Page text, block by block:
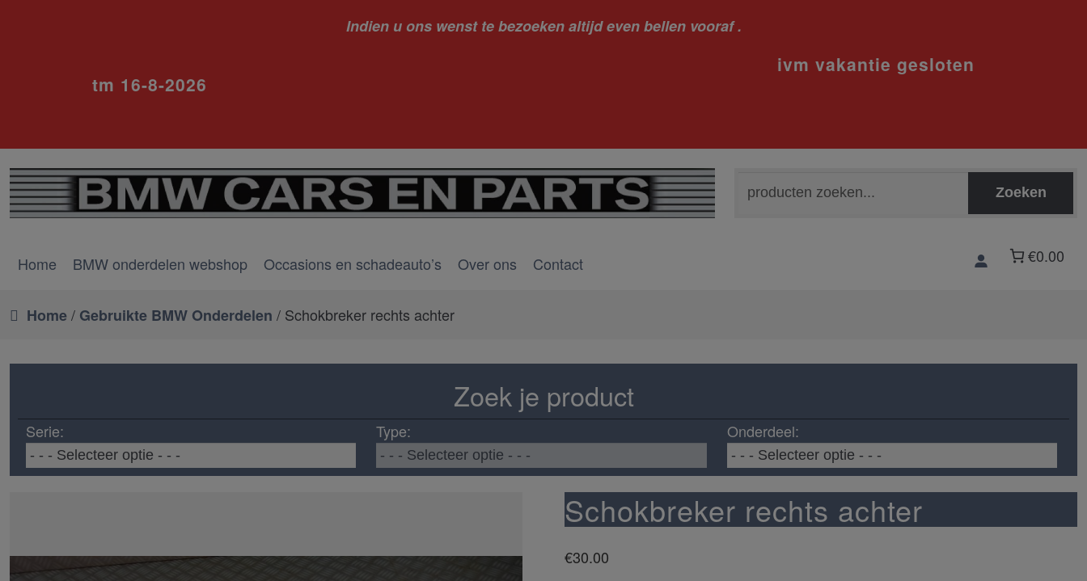
Indien u ons wenst te bezoeken altijd even bellen vooraf .
ivm vakantie gesloten
tm 16-8-2026
naar:
Zoeken
Home BMW onderdelen webshop Occasions en schadeauto’s Over ons Contact €0.00
Home/ Gebruikte BMW Onderdelen / Schokbreker rechts achter
Zoek je product
Serie: Type: Onderdeel:
Schokbreker rechts achter
€30.00